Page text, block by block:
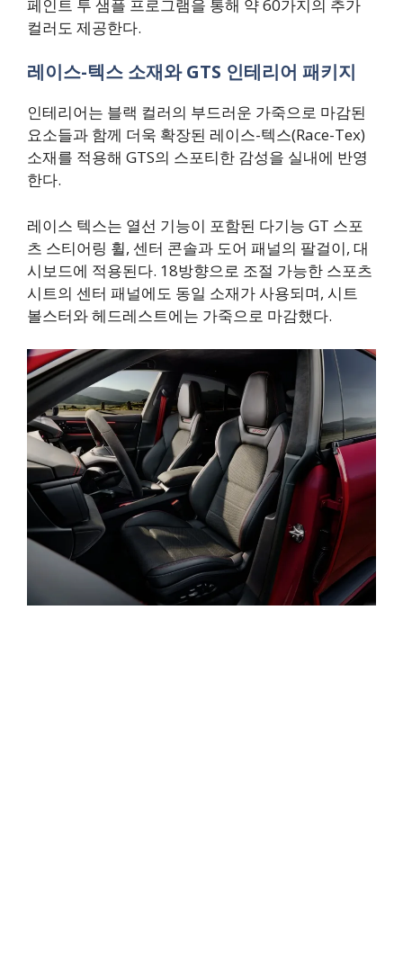
페인트 투 샘플 프로그램을 통해 약 60가지의 추가
컬러도 제공한다.
레이스-텍스 소재와 GTS 인테리어 패키지
인테리어는 블랙 컬러의 부드러운 가죽으로 마감된
요소들과 함께 더욱 확장된 레이스-텍스(Race-Tex)
소재를 적용해 GTS의 스포티한 감성을 실내에 반영
한다.
레이스 텍스는 열선 기능이 포함된 다기능 GT 스포
츠 스티어링 휠, 센터 콘솔과 도어 패널의 팔걸이, 대
시보드에 적용된다. 18방향으로 조절 가능한 스포츠
시트의 센터 패널에도 동일 소재가 사용되며, 시트
볼스터와 헤드레스트에는 가죽으로 마감했다.